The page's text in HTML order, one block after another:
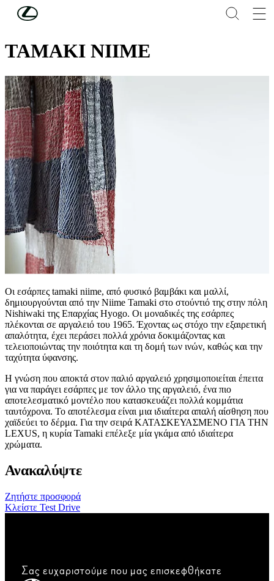
Συνέχεια στο κύριο περιεχόμενο
THE LOFT ΤΗΣ LEXUS
TAMAKI NIIME
Οι εσάρπες tamaki niime, από φυσικό βαμβάκι και μαλλί,
δημιουργούνται από την Niime Tamaki στο στούντιό της στην πόλη
Nishiwaki της Επαρχίας Hyogo. Οι μοναδικές της εσάρπες
πλέκονται σε αργαλειό του 1965. Έχοντας ως στόχο την εξαιρετική
απαλότητα, έχει περάσει πολλά χρόνια δοκιμάζοντας και
τελειοποιώντας την ποιότητα και τη δομή των ινών, καθώς και την
ταχύτητα ύφανσης.
Η γνώση που αποκτά στον παλιό αργαλειό χρησιμοποιείται έπειτα
για να παράγει εσάρπες με τον άλλο της αργαλειό, ένα πιο
αποτελεσματικό μοντέλο που κατασκευάζει πολλά κομμάτια
ταυτόχρονα. Το αποτέλεσμα είναι μια ιδιαίτερα απαλή αίσθηση που
χαϊδεύει το δέρμα. Για την σειρά ΚΑΤΑΣΚΕΥΑΣΜΕΝΟ ΓΙΑ ΤΗΝ
LEXUS, η κυρία Tamaki επέλεξε μία γκάμα από ιδιαίτερα
χρώματα.
Ανακαλύψτε
Ζητήστε προσφορά
Κλείστε Test Drive
Σας ευχαριστούμε που μας επισκεφθήκατε